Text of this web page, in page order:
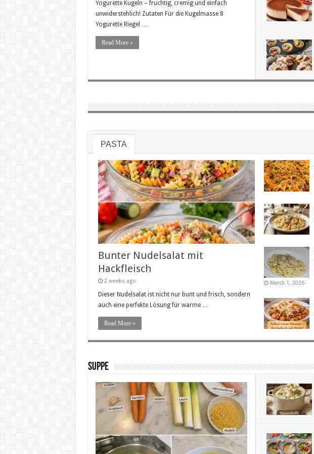
Yogurette Kugeln – fruchtig, cremig und einfach
unwiderstehlich! Zutaten Für die Kugelmasse 8
Yogurette Riegel …
Read More »
PASTA
Bunter Nudelsalat mit
Hackfleisch
2 weeks ago
Dieser Nudelsalat ist nicht nur bunt und frisch, sondern
auch eine perfekte Lösung für warme …
Read More »
March 1, 2026
SUPPE